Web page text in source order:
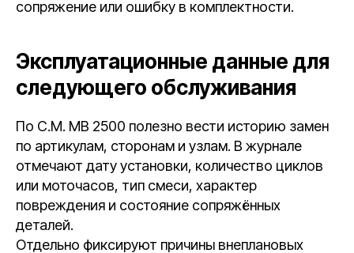
сопряжение или ошибку в комплектности.
Эксплуатационные данные для
следующего обслуживания
По C.M. MB 2500 полезно вести историю замен
по артикулам, сторонам и узлам. В журнале
отмечают дату установки, количество циклов
или моточасов, тип смеси, характер
повреждения и состояние сопряжённых
деталей.
Отдельно фиксируют причины внеплановых